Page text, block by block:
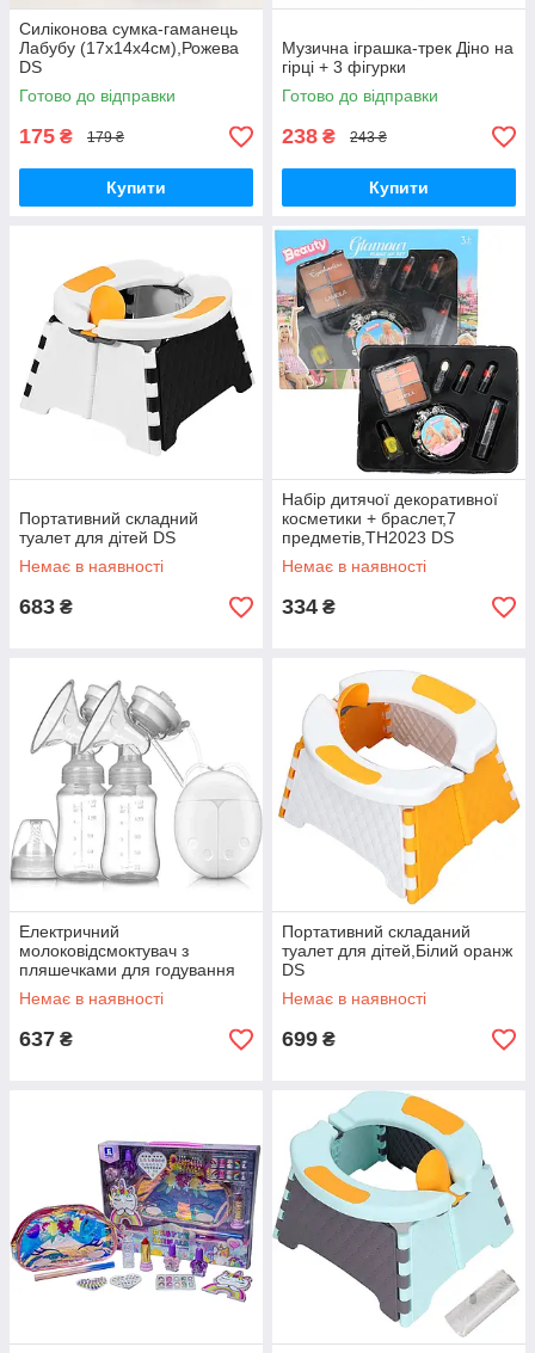
Силіконова сумка-гаманець
Лабубу (17х14х4см),Рожева
DS
Готово до відправки
175 ₴ 179 ₴
Купити
Музична іграшка-трек Діно на
гірці + 3 фігурки
Готово до відправки
238 ₴ 243 ₴
Купити
Портативний складний
туалет для дітей DS
Немає в наявності
683 ₴
Набір дитячої декоративної
косметики + браслет,7
предметів,TH2023 DS
Немає в наявності
334 ₴
Електричний
молоковідсмоктувач з
пляшечками для годування
150мл,від USB,RH228 DS
Немає в наявності
637 ₴
Портативний складаний
туалет для дітей,Білий оранж
DS
Немає в наявності
699 ₴